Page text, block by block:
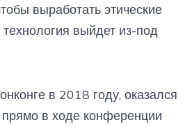
выработать этические
выйдет из-под
в 2018 году, оказался
прямо в ходе конференции